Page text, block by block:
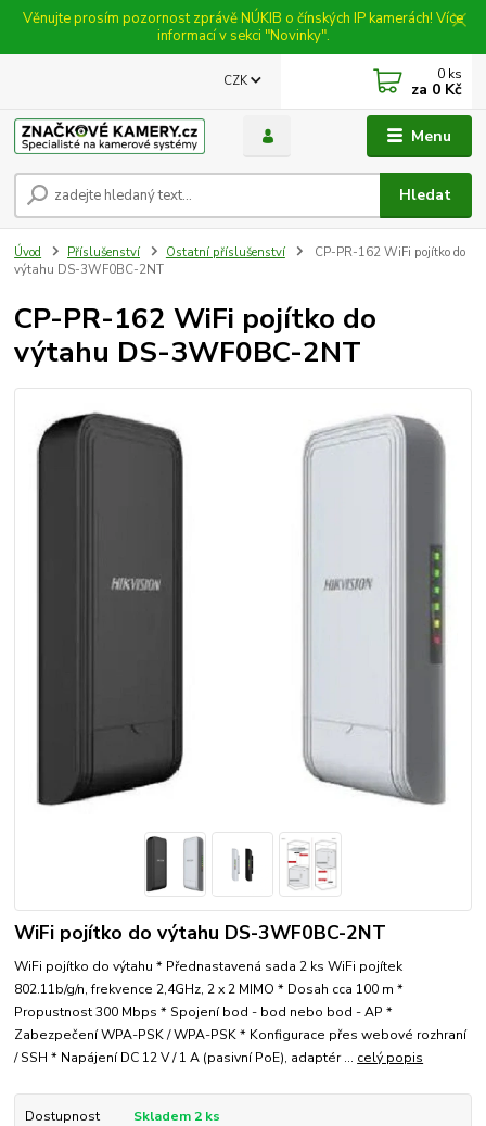
Věnujte prosím pozornost zprávě NÚKIB o čínských IP kamerách! Více
informací v sekci "Novinky".
Menu
CZK
Hledat
0 ks
za 0 Kč
Úvod Příslušenství Ostatní příslušenství
CP-PR-162 WiFi pojítko do
výtahu DS-3WF0BC-2NT
CP-PR-162 WiFi pojítko do
výtahu DS-3WF0BC-2NT
WiFi pojítko do výtahu DS-3WF0BC-2NT
WiFi pojítko do výtahu * Přednastavená sada 2 ks WiFi pojítek
802.11b/g/n, frekvence 2,4GHz, 2 x 2 MIMO * Dosah cca 100 m *
Propustnost 300 Mbps * Spojení bod - bod nebo bod - AP *
Zabezpečení WPA-PSK / WPA-PSK * Konfigurace přes webové rozhraní
/ SSH * Napájení DC 12 V / 1 A (pasivní PoE), adaptér ... celý popis
Dostupnost Skladem 2 ks